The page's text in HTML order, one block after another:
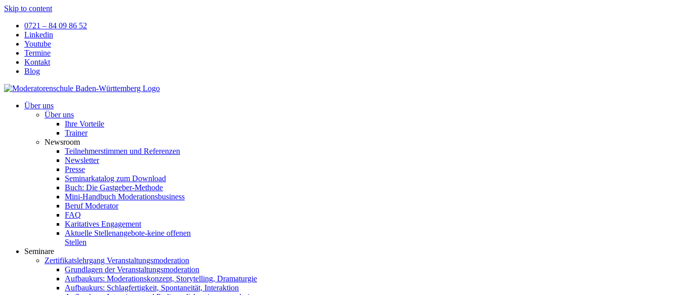
Skip to content
0721 – 84 09 86 52
Linkedin
Youtube
Termine
Kontakt
Blog
Über uns
Über uns
Ihre Vorteile
Trainer
Newsroom
Teilnehmerstimmen und Referenzen
Newsletter
Presse
Seminarkatalog zum Download
Buch: Die Gastgeber-Methode
Mini-Handbuch Moderationsbusiness
Beruf Moderator
FAQ
Karitatives Engagement
Aktuelle Stellenangebote-keine offenen
Stellen
Seminare
Zertifikatslehrgang Veranstaltungsmoderation
Grundlagen der Veranstaltungsmoderation
Aufbaukurs: Moderationskonzept, Storytelling, Dramaturgie
Aufbaukurs: Schlagfertigkeit, Spontaneität, Interaktion